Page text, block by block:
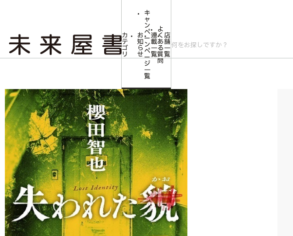
カ
テ
ゴ
リ
お
知
ら
せ
キ
ャ
ン
ペ
ー
ン
ペ
ー
ジ
一
覧
連
載
一
覧
よ
く
あ
る
質
問
店
舗
一
覧